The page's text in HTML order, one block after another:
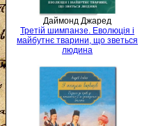
Даймонд Джаред
Третій шимпанзе. Еволюція і
майбутнє тварини, що зветься
людина